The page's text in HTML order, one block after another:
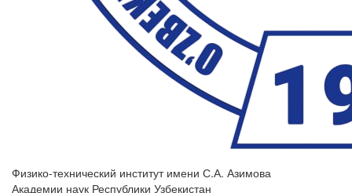
Физико-технический институт имени С.А. Азимова
Академии наук Республики Узбекистан